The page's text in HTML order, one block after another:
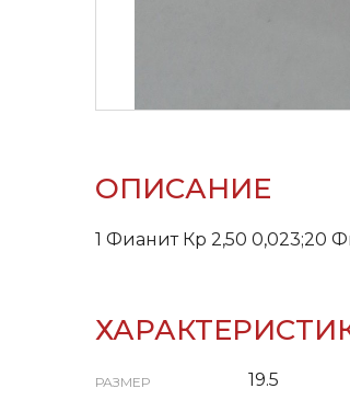
ОПИСАНИЕ
1 Фианит Кр 2,50 0,023;20
РАЗМЕР 19.5